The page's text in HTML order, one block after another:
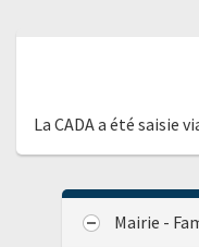
La CADA a été saisie
Mairie -